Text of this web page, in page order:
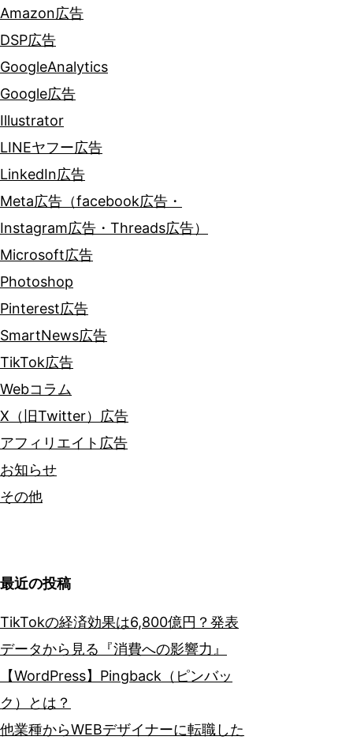
Amazon広告
DSP広告
GoogleAnalytics
Google広告
Illustrator
LINEヤフー広告
LinkedIn広告
Meta広告（facebook広告・
Instagram広告・Threads広告）
Microsoft広告
Photoshop
Pinterest広告
SmartNews広告
TikTok広告
Webコラム
X（旧Twitter）広告
アフィリエイト広告
お知らせ
その他
最近の投稿
TikTokの経済効果は6,800億円？発表
データから見る『消費への影響力』
【WordPress】Pingback（ピンバッ
ク）とは？
他業種からWEBデザイナーに転職した